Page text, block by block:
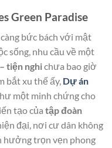
Green Paradise
bức bách với mật
sống, nhu cầu về một
tiện nghichưa bao giờ
bắt xu thế ấy, Dự án
một minh chứng cho
tạo của tập đoàn
đại, nơi cư dân không
hưởng trọn vẹn phong